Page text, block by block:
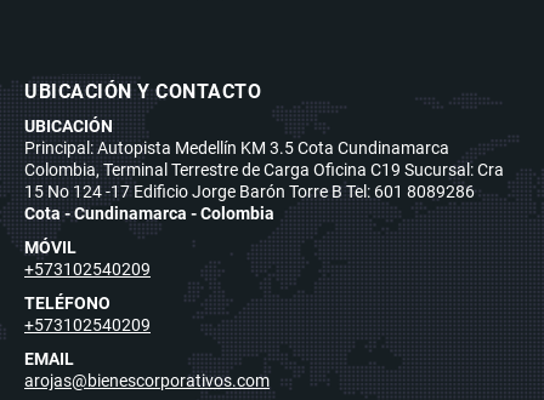
UBICACIÓN Y CONTACTO
UBICACIÓN
Principal: Autopista Medellín KM 3.5 Cota Cundinamarca
Colombia, Terminal Terrestre de Carga Oficina C19 Sucursal: Cra
15 No 124 -17 Edificio Jorge Barón Torre B Tel: 601 8089286
Cota - Cundinamarca - Colombia
MÓVIL
+573102540209
TELÉFONO
+573102540209
EMAIL
arojas@bienescorporativos.com